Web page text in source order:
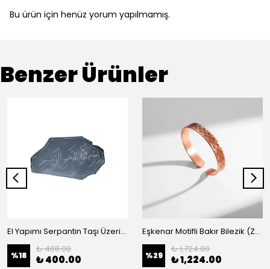
Bu ürün için henüz yorum yapılmamış.
Benzer Ürünler
El Yapımı Serpantin Taşı Üzerine Arapça "Bismillahirrahmanirrahim" Yazılı Magnet
%18
₺ 488.00
₺ 400.00
Eşkenar Motifli Bakır Bilezik (Zeolit Taşı)
%29
₺ 1,724.00
₺ 1,224.00